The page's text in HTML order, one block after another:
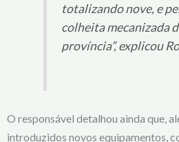
totalizando nove, e
colheita mecanizada
província”, explicou
O responsável detalhou ainda que,
introduzidos novos equipamentos,